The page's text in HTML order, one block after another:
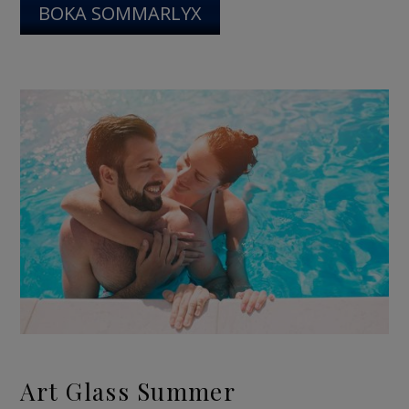
BOKA SOMMARLYX
Art Glass Summer